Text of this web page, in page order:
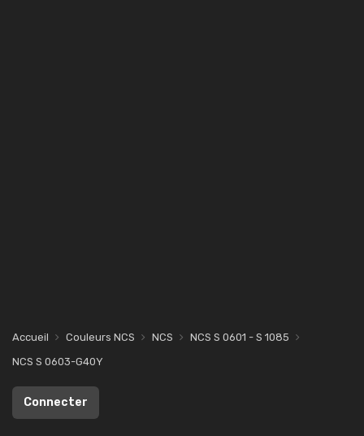
Accueil Couleurs NCS NCS
NCS S 0601 - S 1085
NCS S 0603-G40Y
Connecter